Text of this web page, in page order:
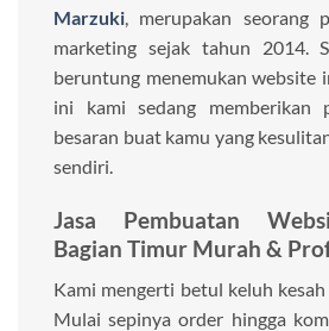
Marzuki, merupakan seorang
marketing sejak tahun 2014.
beruntung menemukan website
ini kami sedang memberikan
besaran buat kamu yang
sendiri.
Jasa Pembuatan
Bagian Timur Murah &
Kami mengerti betul keluh
Mulai sepinya order hingga